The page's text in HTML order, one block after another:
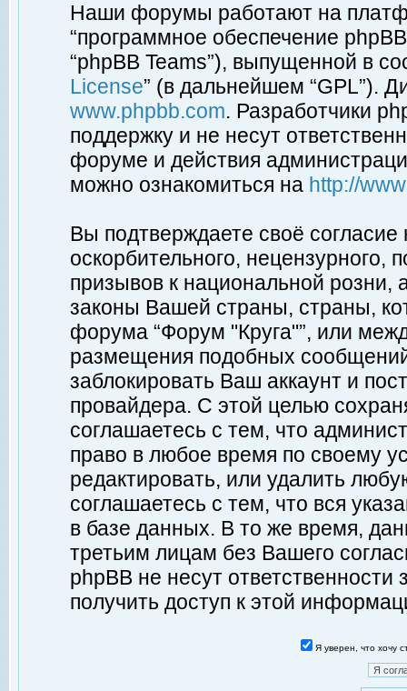
Наши форумы работают на
“программное обеспечение
“phpBB Teams”), выпущенной в
License” (в дальнейшем “GPL”).
www.phpbb.com. Разработчики
поддержку и не несут
форуме и действия
можно ознакомиться на http://
Вы подтверждаете своё
оскорбительного, нецензурного,
призывов к национальной
законы Вашей страны, страны,
форума “Форум "Круга"”, или
размещения подобных
заблокировать Ваш аккаунт и
провайдера. С этой целью
соглашаетесь с тем, что
право в любое время по своему
редактировать, или удалить
соглашаетесь с тем, что вся
в базе данных. В то же время,
третьим лицам без Вашего
phpBB не несут ответственности
получить доступ к этой
Я уверен, что хочу